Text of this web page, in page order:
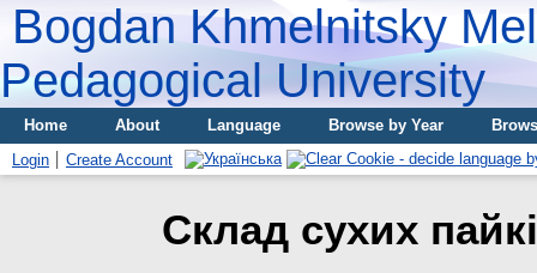
Bogdan Khmelnitsky
Pedagogical University
Home About Language Browse by Year
Login
Create Account
Склад сухих